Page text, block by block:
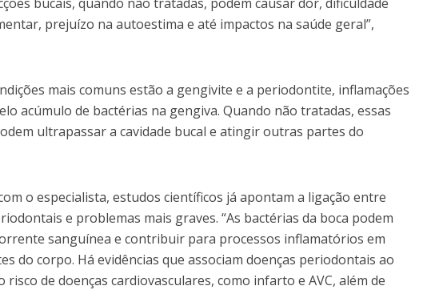
prejuízo na autoestima e até impactos na saúde geral”,
mais comuns estão a gengivite e a periodontite, inflamações
acúmulo de bactérias na gengiva. Quando não tratadas, essas
ultrapassar a cavidade bucal e atingir outras partes do
o especialista, estudos científicos já apontam a ligação entre
e problemas mais graves. “As bactérias da boca podem
sanguínea e contribuir para processos inflamatórios em
do corpo. Há evidências que associam doenças periodontais ao
risco de doenças cardiovasculares, como infarto e AVC, além de